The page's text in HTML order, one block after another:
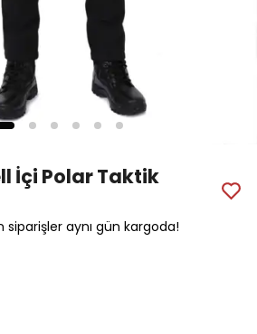
İçi Polar Taktik
siparişler aynı gün kargoda!